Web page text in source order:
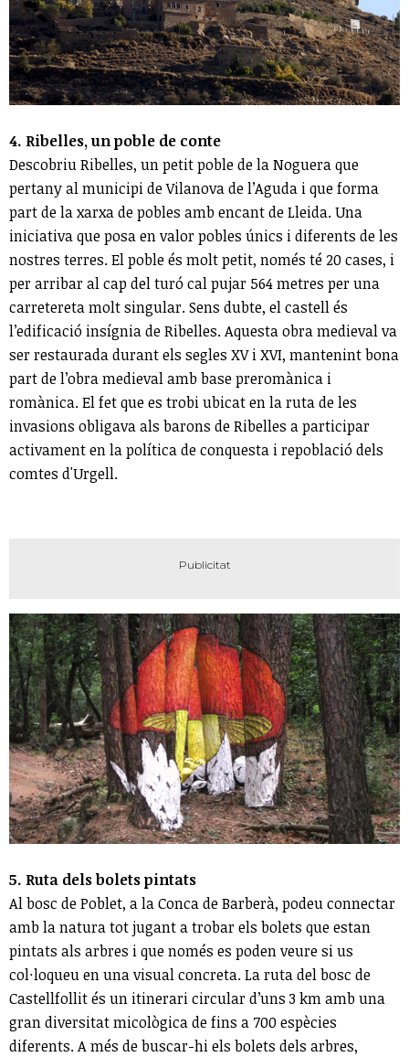
4. Ribelles, un poble de conte
Descobriu Ribelles, un petit poble de la Noguera que
pertany al municipi de Vilanova de l’Aguda i que forma
part de la xarxa de pobles amb encant de Lleida. Una
iniciativa que posa en valor pobles únics i diferents de les
nostres terres. El poble és molt petit, només té 20 cases, i
per arribar al cap del turó cal pujar 564 metres per una
carretereta molt singular. Sens dubte, el castell és
l’edificació insígnia de Ribelles. Aquesta obra medieval va
ser restaurada durant els segles XV i XVI, mantenint bona
part de l’obra medieval amb base preromànica i
romànica. El fet que es trobi ubicat en la ruta de les
invasions obligava als barons de Ribelles a participar
activament en la política de conquesta i repoblació dels
comtes d'Urgell.
5. Ruta dels bolets pintats
Al bosc de Poblet, a la Conca de Barberà, podeu connectar
amb la natura tot jugant a trobar els bolets que estan
pintats als arbres i que només es poden veure si us
col·loqueu en una visual concreta. La ruta del bosc de
Castellfollit és un itinerari circular d’uns 3 km amb una
gran diversitat micològica de fins a 700 espècies
diferents. A més de buscar-hi els bolets dels arbres,